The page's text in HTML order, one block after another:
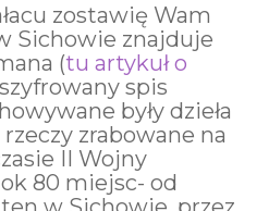
zostawię Wam
Sichowie znajduje
(tu artykuł o
spis
były dzieła
zrabowane na
II Wojny
80 miejsc- od